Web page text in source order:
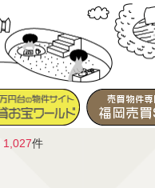
1,027件